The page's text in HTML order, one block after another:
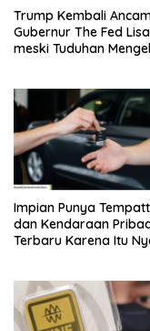
Trump Kembali
Gubernur The Fed
meski Tuduhan
Impian Punya
dan Kendaraan
Terbaru Karena Itu